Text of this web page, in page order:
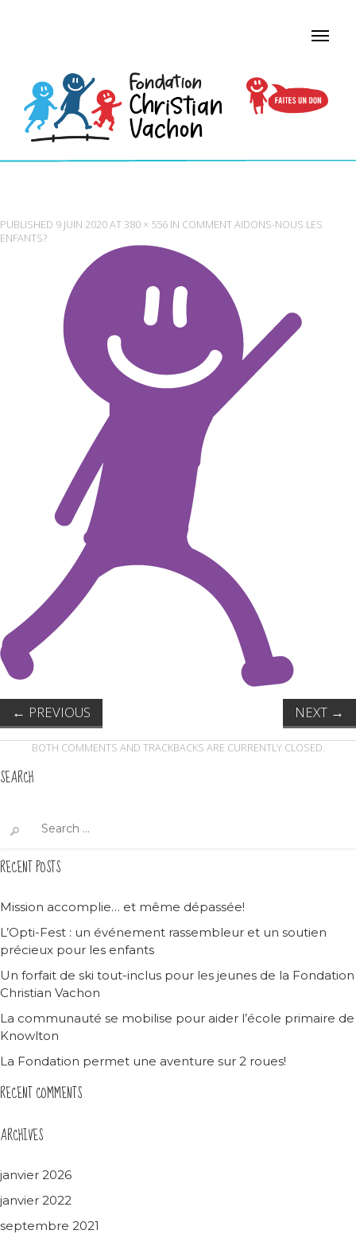
PUBLISHED 9 JUIN 2020AT380 × 556 IN COMMENT AIDONS-NOUS LES
ENFANTS?
← PREVIOUS NEXT →
BOTH COMMENTS AND TRACKBACKS ARE CURRENTLY CLOSED.
SEARCH
for:
RECENT POSTS
Mission accomplie… et même dépassée!
L’Opti-Fest : un événement rassembleur et un soutien
précieux pour les enfants
Un forfait de ski tout-inclus pour les jeunes de la Fondation
Christian Vachon
La communauté se mobilise pour aider l’école primaire de
Knowlton
La Fondation permet une aventure sur 2 roues!
RECENT COMMENTS
ARCHIVES
janvier 2026
janvier 2022
septembre 2021